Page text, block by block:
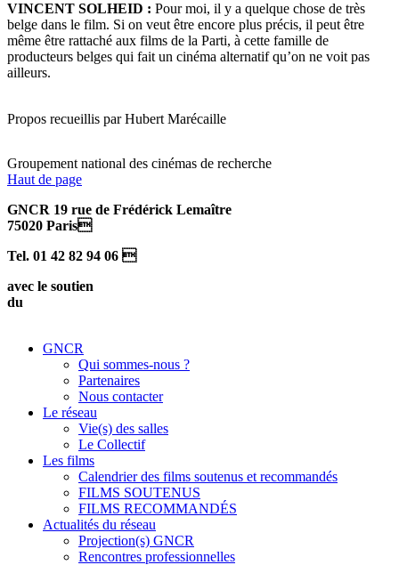
VINCENT SOLHEID : Pour moi, il y a quelque chose de très
belge dans le film. Si on veut être encore plus précis, il peut être
même être rattaché aux films de la Parti, à cette famille de
producteurs belges qui fait un cinéma alternatif qu’on ne voit pas
ailleurs.
Propos recueillis par Hubert Marécaille
Groupement national des cinémas de recherche
Haut de page
GNCR 19 rue de Frédérick Lemaître
75020 Paris
Tel. 01 42 82 94 06 
avec le soutien
du
GNCR
Qui sommes-nous ?
Partenaires
Nous contacter
Le réseau
Vie(s) des salles
Le Collectif
Les films
Calendrier des films soutenus et recommandés
FILMS SOUTENUS
FILMS RECOMMANDÉS
Actualités du réseau
Projection(s) GNCR
Rencontres professionnelles